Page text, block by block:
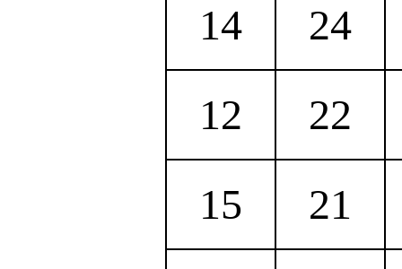
14
24
12
22
15
21